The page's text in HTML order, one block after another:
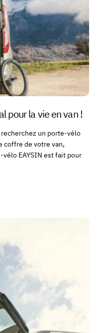
pour la vie en van !
un porte-vélo
de votre van,
EAYSIN est fait pour